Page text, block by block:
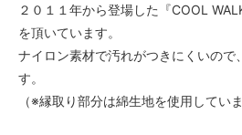
２０１１年から登場した『COOL
を頂いています。
ナイロン素材で汚れがつきにくいので
す。
（※縁取り部分は綿生地を使用していま